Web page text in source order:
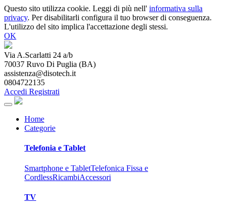
Questo sito utilizza cookie. Leggi di più nell' informativa sulla
privacy. Per disabilitarli configura il tuo browser di conseguenza.
L'utilizzo del sito implica l'accettazione degli stessi.
OK
Via A.Scarlatti 24 a/b
70037 Ruvo Di Puglia (BA)
assistenza@disotech.it
0804722135
Accedi Registrati
Home
Categorie
Telefonia e Tablet
Smartphone e TabletTelefonica Fissa e
CordlessRicambiAccessori
TV